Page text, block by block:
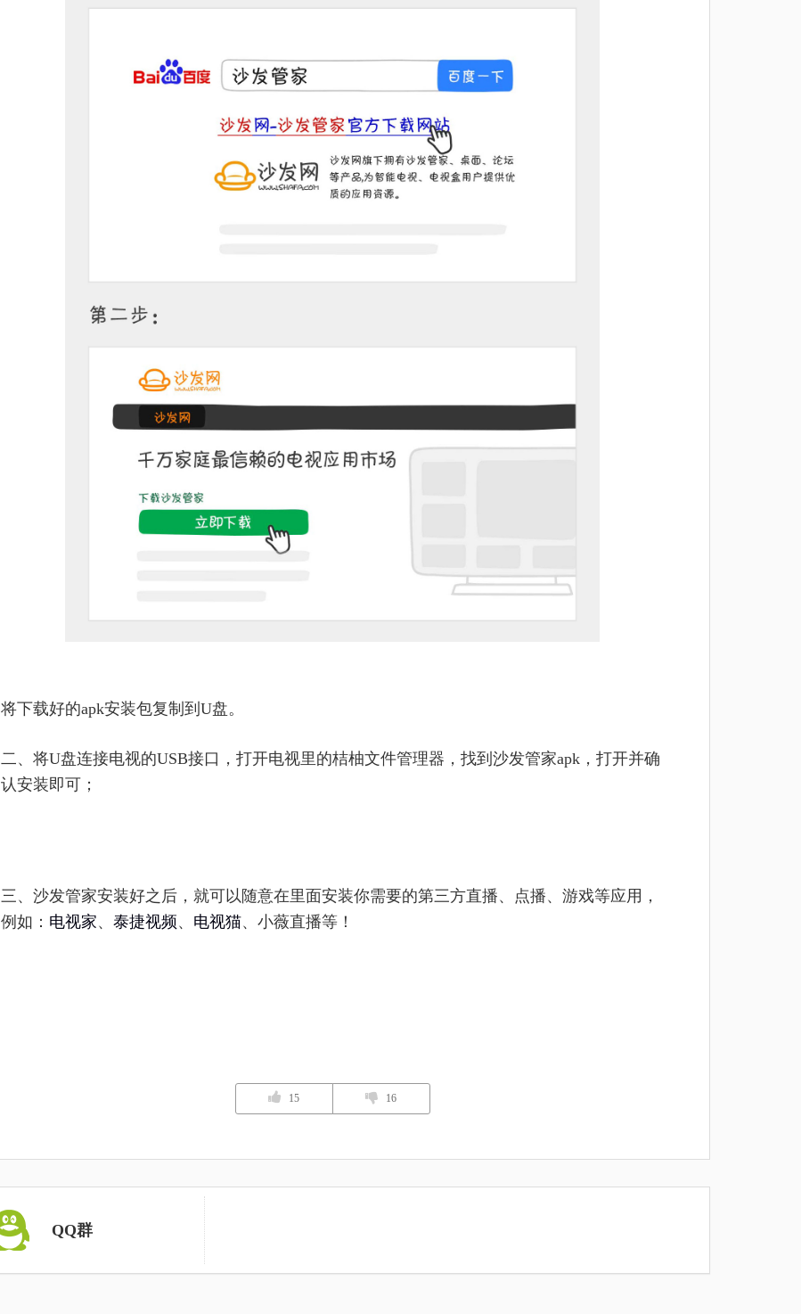
将下载好的apk安装包复制到U盘。
二、将U盘连接电视的USB接口，打开电视里的桔柚文件管理器，找到沙发管家apk，打开并确
认安装即可；
三、沙发管家安装好之后，就可以随意在里面安装你需要的第三方直播、点播、游戏等应用，
例如： 电视家、 泰捷视频、 电视猫、小薇直播等！
15 16
QQ群